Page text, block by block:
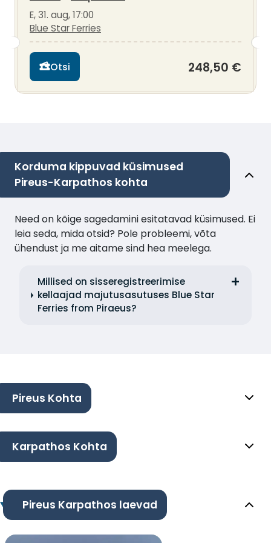
E, 31. aug, 17:00
Blue Star Ferries
Otsi 248,50 €
Korduma kippuvad küsimused
Pireus-Karpathos kohta
Need on kõige sagedamini esitatavad küsimused. Ei
leia seda, mida otsid? Pole probleemi, võta
ühendust ja me aitame sind hea meelega.
Millised on sisseregistreerimise
kellaajad majutusasutuses Blue Star
Ferries from Piraeus?
Pireus Kohta
Karpathos Kohta
Pireus Karpathos laevad